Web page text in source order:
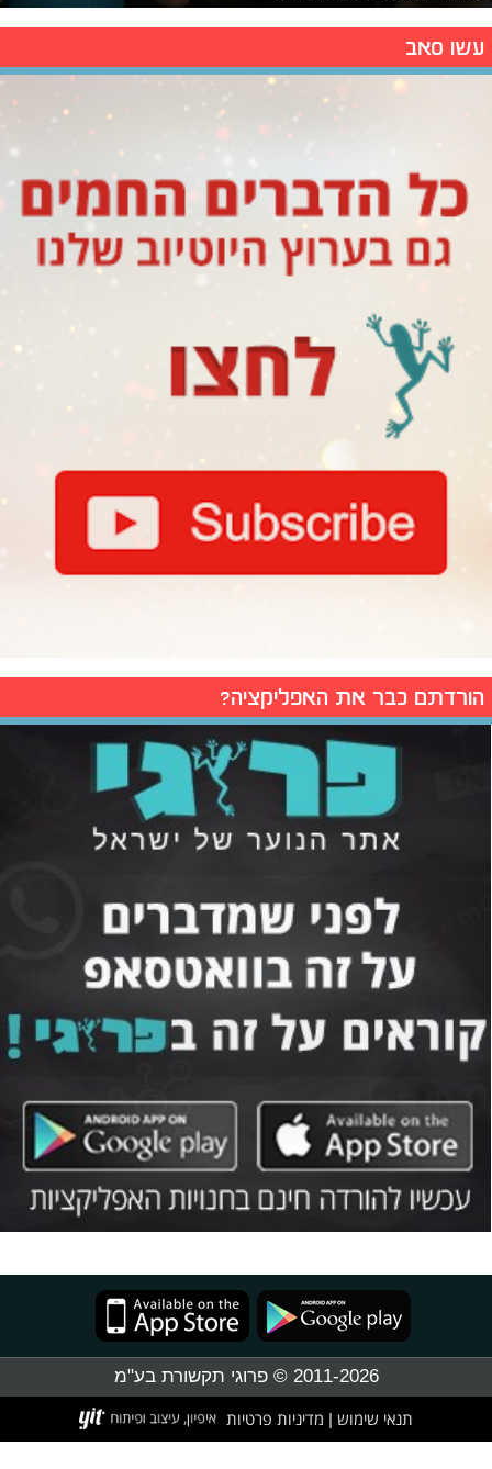
עשו סאב
הורדתם כבר את האפליקציה?
2011-2026 © פרוגי תקשורת בע"מ
תנאי שימוש מדיניות פרטיות